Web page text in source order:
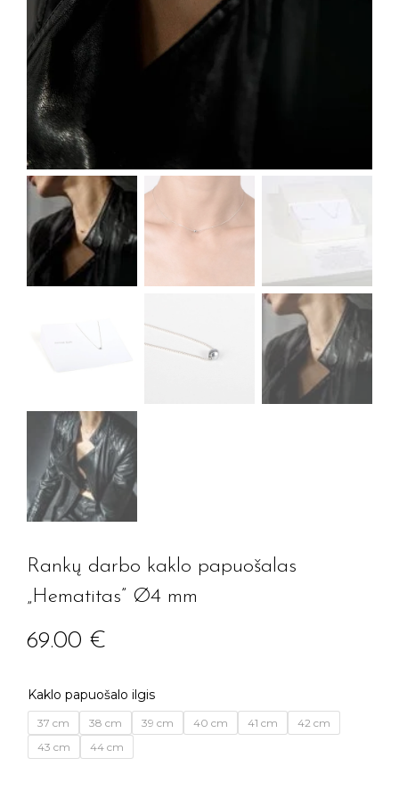
Rankų darbo kaklo papuošalas
„Hematitas” Ø4 mm
69.00 €
Kaklo papuošalo ilgis
37 cm 38 cm 39 cm 40 cm 41 cm
42 cm
43 cm
44 cm